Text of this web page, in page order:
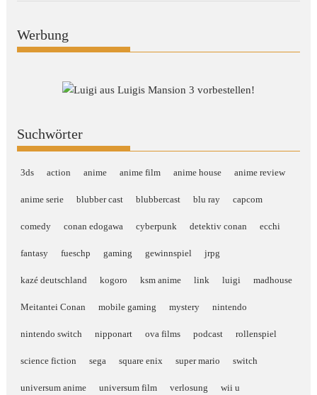
Werbung
Suchwörter
3ds action anime anime film anime house anime review
anime serie blubber cast blubbercast blu ray capcom
comedy conan edogawa cyberpunk detektiv conan ecchi
fantasy fueschp gaming gewinnspiel jrpg
kazé deutschland kogoro ksm anime link luigi madhouse
Meitantei Conan mobile gaming mystery nintendo
nintendo switch nipponart ova films podcast rollenspiel
science fiction sega square enix super mario switch
universum anime universum film verlosung wii u